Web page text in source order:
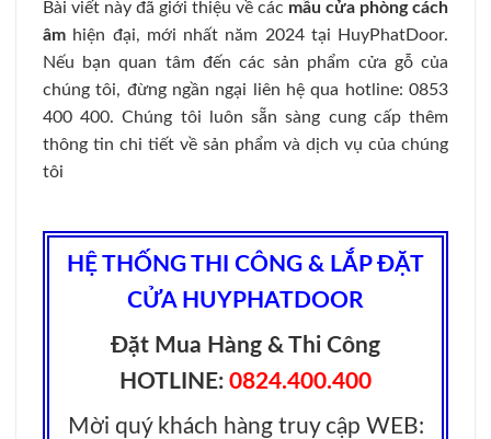
Bài viết này đã giới thiệu về các mẫu cửa phòng cách
âm hiện đại, mới nhất năm 2024 tại HuyPhatDoor.
Nếu bạn quan tâm đến các sản phẩm cửa gỗ của
chúng tôi, đừng ngần ngại liên hệ qua hotline: 0853
400 400. Chúng tôi luôn sẵn sàng cung cấp thêm
thông tin chi tiết về sản phẩm và dịch vụ của chúng
tôi
HỆ THỐNG THI CÔNG & LẮP ĐẶT
CỬA HUYPHATDOOR
Đặt Mua Hàng & Thi Công
HOTLINE: 0824.400.400
Mời quý khách hàng truy cập WEB: